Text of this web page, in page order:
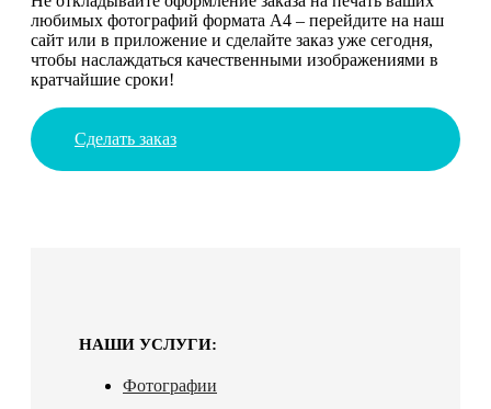
любимых фотографий формата А4 – перейдите на наш
сайт или в приложение и сделайте заказ уже сегодня,
чтобы наслаждаться качественными изображениями в
кратчайшие сроки!
Сделать заказ
НАШИ УСЛУГИ:
Фотографии